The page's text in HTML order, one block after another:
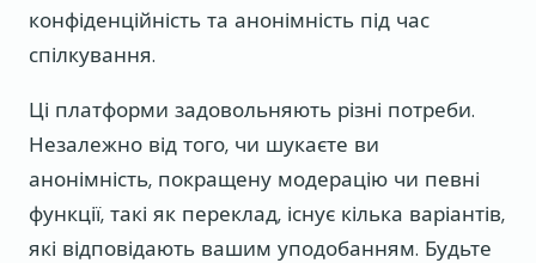
конфіденційність та анонімність під час
спілкування.
Ці платформи задовольняють різні потреби.
Незалежно від того, чи шукаєте ви
анонімність, покращену модерацію чи певні
функції, такі як переклад, існує кілька варіантів,
які відповідають вашим уподобанням. Будьте